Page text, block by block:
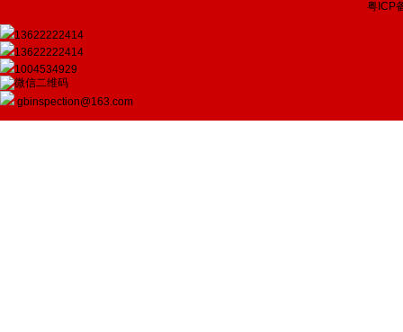
粤ICP
13622222414
13622222414
1004534929
gbinspection@163.com